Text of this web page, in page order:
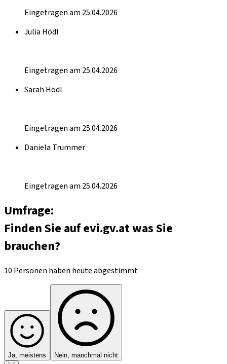
Eingetragen am 25.04.2026
Julia Hödl
Eingetragen am 25.04.2026
Sarah Hödl
Eingetragen am 25.04.2026
Daniela Trummer
Eingetragen am 25.04.2026
Umfrage:
Finden Sie auf evi.gv.at was Sie
brauchen?
10 Personen haben heute abgestimmt
Ja, meistens Nein, manchmal nicht